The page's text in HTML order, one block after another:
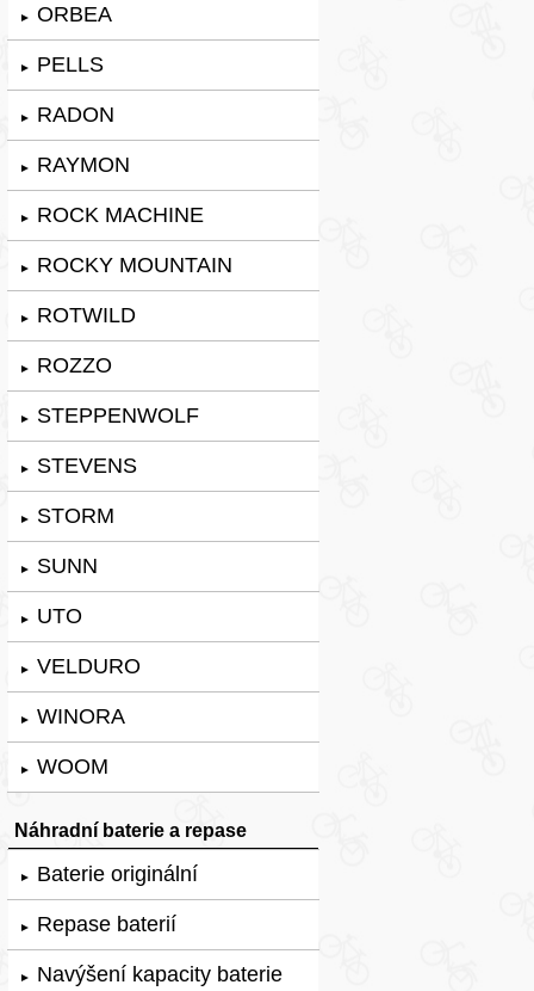
► ORBEA
► PELLS
► RADON
► RAYMON
► ROCK MACHINE
► ROCKY MOUNTAIN
► ROTWILD
► ROZZO
► STEPPENWOLF
► STEVENS
► STORM
► SUNN
► UTO
► VELDURO
► WINORA
► WOOM
Náhradní baterie a repase
► Baterie originální
► Repase baterií
► Navýšení kapacity baterie